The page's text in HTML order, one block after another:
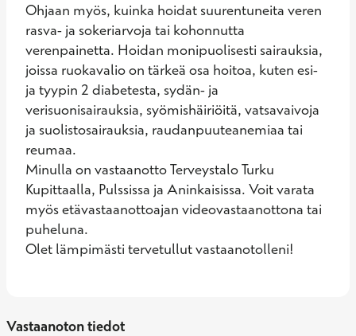
Ohjaan myös, kuinka hoidat suurentuneita veren
rasva- ja sokeriarvoja tai kohonnutta
verenpainetta. Hoidan monipuolisesti sairauksia,
joissa ruokavalio on tärkeä osa hoitoa, kuten esi-
ja tyypin 2 diabetesta, sydän- ja
verisuonisairauksia, syömishäiriöitä, vatsavaivoja
ja suolistosairauksia, raudanpuuteanemiaa tai
reumaa.
Minulla on vastaanotto Terveystalo Turku
Kupittaalla, Pulssissa ja Aninkaisissa. Voit varata
myös etävastaanottoajan videovastaanottona tai
puheluna.
Olet lämpimästi tervetullut vastaanotolleni!
Vastaanoton tiedot